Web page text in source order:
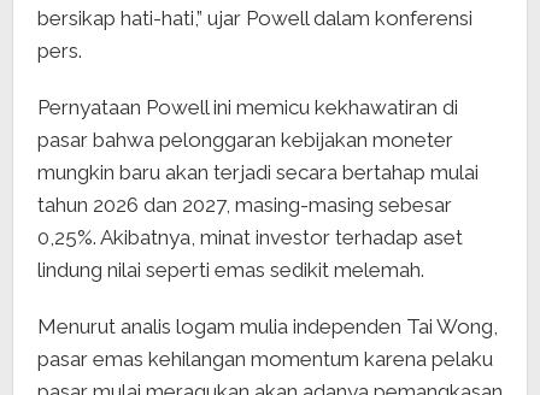
bersikap hati-hati,” ujar Powell dalam konferensi
pers.
Pernyataan Powell ini memicu kekhawatiran di
pasar bahwa pelonggaran kebijakan moneter
mungkin baru akan terjadi secara bertahap mulai
tahun 2026 dan 2027, masing-masing sebesar
0,25%. Akibatnya, minat investor terhadap aset
lindung nilai seperti emas sedikit melemah.
Menurut analis logam mulia independen Tai Wong,
pasar emas kehilangan momentum karena pelaku